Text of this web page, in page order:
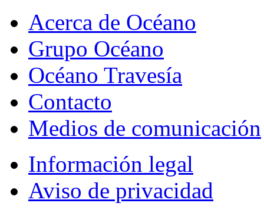
Acerca de Océano
Grupo Océano
Océano Travesía
Contacto
Medios de comunicación
Información legal
Aviso de privacidad